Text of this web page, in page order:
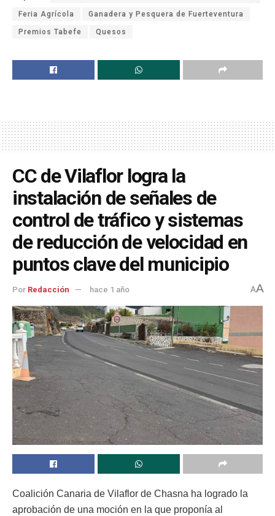
Feria Agrícola Ganadera y Pesquera de Fuerteventura
Premios Tabefe Quesos
CC de Vilaflor logra la
instalación de señales de
control de tráfico y sistemas
de reducción de velocidad en
puntos clave del municipio
Por Redacción hace 1 año AA
Coalición Canaria de Vilaflor de Chasna ha logrado la
aprobación de una moción en la que proponía al